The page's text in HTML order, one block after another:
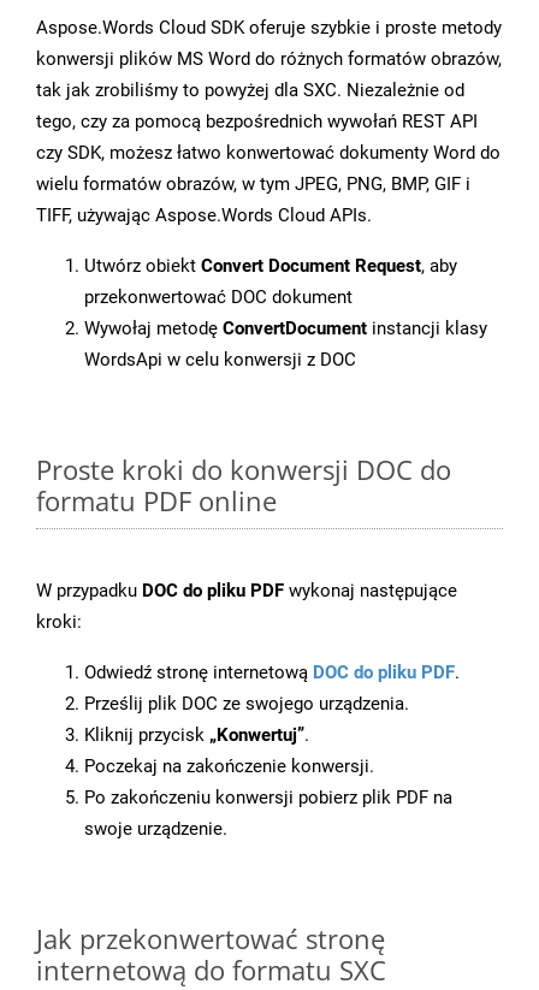
Aspose.Words Cloud SDK oferuje szybkie i proste metody
konwersji plików MS Word do różnych formatów obrazów,
tak jak zrobiliśmy to powyżej dla SXC. Niezależnie od
tego, czy za pomocą bezpośrednich wywołań REST API
czy SDK, możesz łatwo konwertować dokumenty Word do
wielu formatów obrazów, w tym JPEG, PNG, BMP, GIF i
TIFF, używając Aspose.Words Cloud APIs.
Utwórz obiekt Convert Document Request, aby
przekonwertować DOC dokument
Wywołaj metodę ConvertDocument instancji klasy
WordsApi w celu konwersji z DOC
Proste kroki do konwersji DOC do
formatu PDF online
W przypadku DOC do pliku PDF wykonaj następujące
kroki:
Odwiedź stronę internetową DOC do pliku PDF.
Prześlij plik DOC ze swojego urządzenia.
Kliknij przycisk „Konwertuj”.
Poczekaj na zakończenie konwersji.
Po zakończeniu konwersji pobierz plik PDF na
swoje urządzenie.
Jak przekonwertować stronę
internetową do formatu SXC